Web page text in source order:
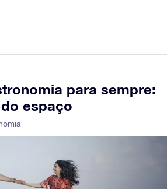
para sempre:
espaço